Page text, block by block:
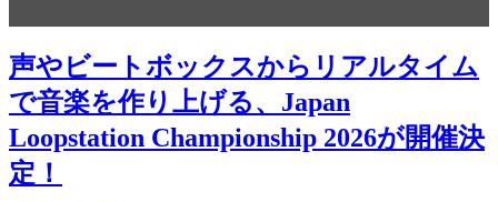
声やビートボックスからリアルタイム
で音楽を作り上げる、Japan
Loopstation Championship 2026が開催決
定！